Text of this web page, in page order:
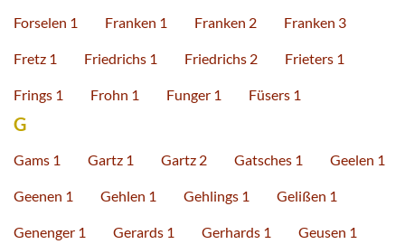
Forselen 1 Franken 1 Franken 2 Franken 3
Fretz 1 Friedrichs 1 Friedrichs 2 Frieters 1
Frings 1 Frohn 1 Funger 1 Füsers 1
G
Gams 1 Gartz 1 Gartz 2 Gatsches 1 Geelen 1
Geenen 1 Gehlen 1 Gehlings 1 Gelißen 1
Genenger 1 Gerards 1 Gerhards 1 Geusen 1